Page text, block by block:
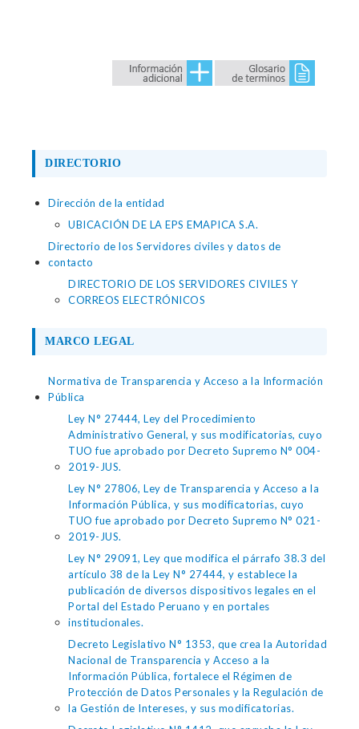
DIRECTORIO
Dirección de la entidad
UBICACIÓN DE LA EPS EMAPICA S.A.
Directorio de los Servidores civiles y datos de
contacto
DIRECTORIO DE LOS SERVIDORES CIVILES Y
CORREOS ELECTRÓNICOS
MARCO LEGAL
Normativa de Transparencia y Acceso a la Información
Pública
Ley N° 27444, Ley del Procedimiento
Administrativo General, y sus modificatorias, cuyo
TUO fue aprobado por Decreto Supremo N° 004-
2019-JUS.
Ley N° 27806, Ley de Transparencia y Acceso a la
Información Pública, y sus modificatorias, cuyo
TUO fue aprobado por Decreto Supremo N° 021-
2019-JUS.
Ley N° 29091, Ley que modifica el párrafo 38.3 del
artículo 38 de la Ley N° 27444, y establece la
publicación de diversos dispositivos legales en el
Portal del Estado Peruano y en portales
institucionales.
Decreto Legislativo N° 1353, que crea la Autoridad
Nacional de Transparencia y Acceso a la
Información Pública, fortalece el Régimen de
Protección de Datos Personales y la Regulación de
la Gestión de Intereses, y sus modificatorias.